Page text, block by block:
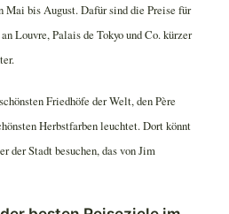
Mai bis August. Dafür sind die Preise für
Louvre, Palais de Tokyo und Co. kürzer
Friedhöfe der Welt, den Père
Herbstfarben leuchtet. Dort könnt
der Stadt besuchen, das von Jim